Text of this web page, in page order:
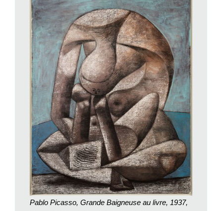
importava che fosse un artista conosciuto in tutto il mondo e
un esponente di spicco dell’arte moderna, per la polizia era una
persona da tenere sotto sorveglianza e da guardare con
diffidenza e sospetto in primo luogo perché straniero, poi
perché artista d’avanguardia e infine perché vicino ad ambienti
politici di sinistra. È anche per questo motivo che Picasso
dopo il suo trasferimento a Parigi decise di abbandonare il
patronimico Ruiz, che lo identificava immediatamente come
spagnolo, preferendo usare da quel momento il cognome
materno che – essendo meno facilmente individuabile come
cognome di origine italiana – appariva più adatto alla postura
mimetica che il processo di integrazione nel nuovo Paese
richiedeva.
Ispirata dal libro di Annie Choen-Solal, non a caso ne è lei
stessa la curatrice, la mostraPicasso lo stranieroin corso a
Palazzo Reale a Milano ha il merito di riuscire a inquadrare da
una prospettiva inedita l’universo Picasso, già ampiamente
Pablo Picasso, Grande Baigneuse au livre, 1937,